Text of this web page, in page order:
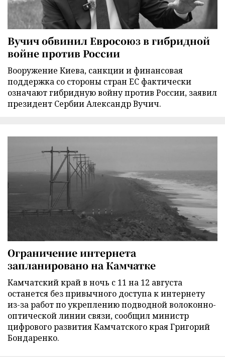
Вучич обвинил Евросоюз в гибридной
войне против России
Вооружение Киева, санкции и финансовая
поддержка со стороны стран ЕС фактически
означают гибридную войну против России, заявил
президент Сербии Александр Вучич.
Ограничение интернета
запланировано на Камчатке
Камчатский край в ночь с 11 на 12 августа
останется без привычного доступа к интернету
из-за работ по укреплению подводной волоконно-
оптической линии связи, сообщил министр
цифрового развития Камчатского края Григорий
Бондаренко.